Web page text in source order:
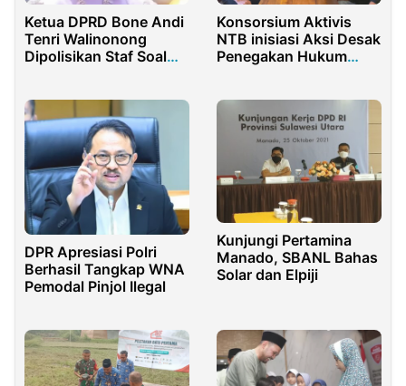
Ketua DPRD Bone Andi
Tenri Walinonong
Dipolisikan Staf Soal
Konsorsium Aktivis
NTB inisiasi Aksi Desak
Penegakan Hukum
DPR Apresiasi Polri
Berhasil Tangkap WNA
Pemodal Pinjol Ilegal
Kunjungi Pertamina
Manado, SBANL Bahas
Solar dan Elpiji